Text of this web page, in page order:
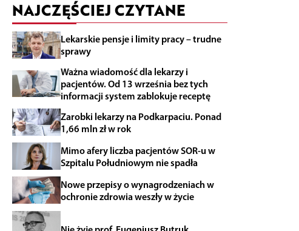
NAJCZĘŚCIEJ CZYTANE
Lekarskie pensje i limity pracy – trudne
sprawy
Ważna wiadomość dla lekarzy i
pacjentów. Od 13 września bez tych
informacji system zablokuje receptę
Zarobki lekarzy na Podkarpaciu. Ponad
1,66 mln zł w rok
Mimo afery liczba pacjentów SOR-u w
Szpitalu Południowym nie spadła
Nowe przepisy o wynagrodzeniach w
ochronie zdrowia weszły w życie